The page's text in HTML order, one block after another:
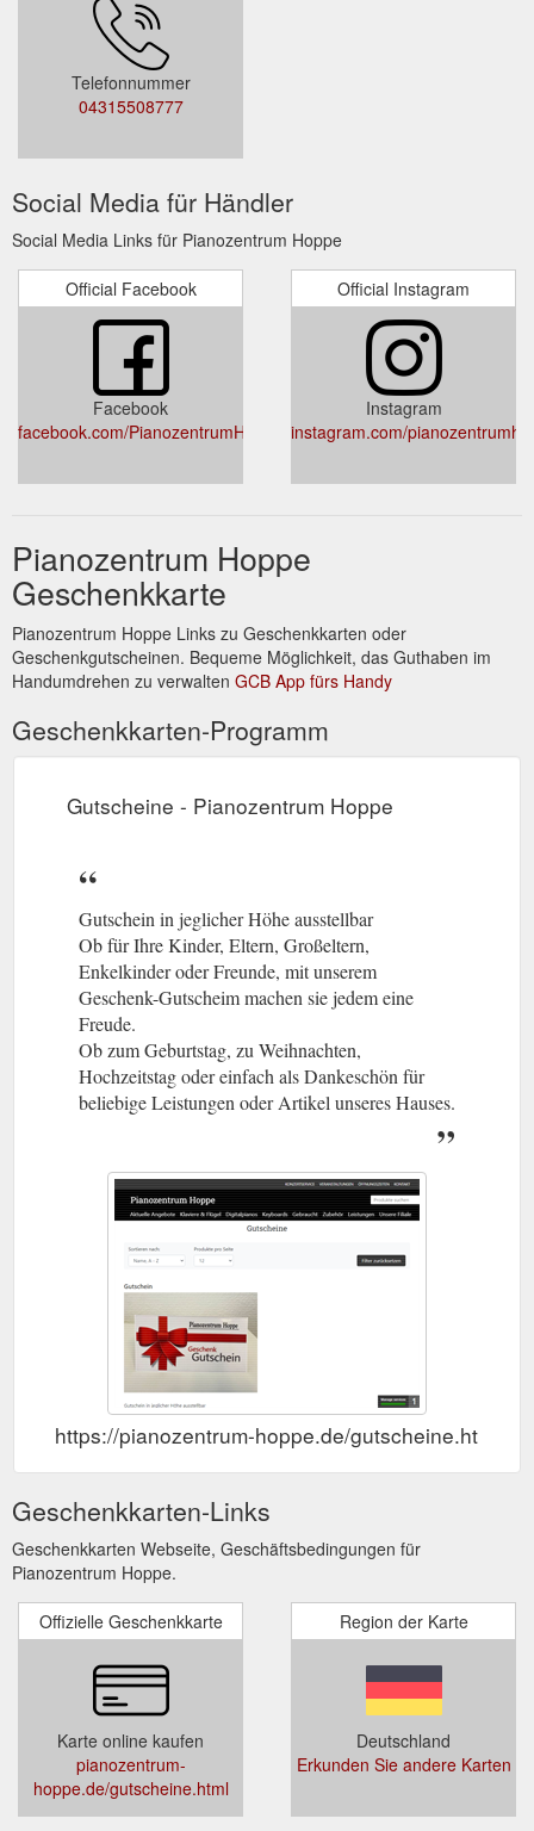
Telefonnummer
04315508777
Social Media für Händler
Social Media Links für Pianozentrum Hoppe
Official Facebook
Facebook
facebook.com/PianozentrumHoppe/
Official Instagram
Instagram
instagram.com/
Pianozentrum Hoppe
Geschenkkarte
Pianozentrum Hoppe Links zu Geschenkkarten oder
Geschenkgutscheinen. Bequeme Möglichkeit, das Guthaben im
Handumdrehen zu verwalten GCB App fürs Handy
Geschenkkarten-Programm
Gutscheine - Pianozentrum Hoppe
Gutschein in jeglicher Höhe ausstellbar
Ob für Ihre Kinder, Eltern, Großeltern,
Enkelkinder oder Freunde, mit unserem
Geschenk-Gutscheim machen sie jedem eine
Freude.
Ob zum Geburtstag, zu Weihnachten,
Hochzeitstag oder einfach als Dankeschön für
beliebige Leistungen oder Artikel unseres Hauses.
https://pianozentrum-hoppe.de/gutscheine.html
Geschenkkarten-Links
Geschenkkarten Webseite, Geschäftsbedingungen für
Pianozentrum Hoppe.
Offizielle Geschenkkarte
Karte online kaufen
pianozentrum-
hoppe.de/gutscheine.html
Region der Karte
Deutschland
Erkunden Sie andere Karten